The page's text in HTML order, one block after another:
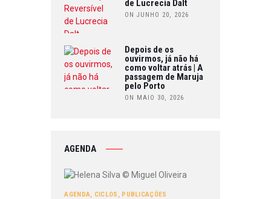
de Lucrecia Dalt
ON JUNHO 20, 2026
Depois de os
ouvirmos, já não há
como voltar atrás | A
passagem de Maruja
pelo Porto
ON MAIO 30, 2026
AGENDA
AGENDA, CICLOS , PUBLICAÇÕES